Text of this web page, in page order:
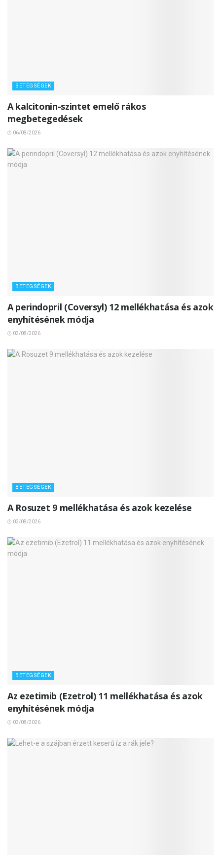
BETEGSÉGEK
A kalcitonin-szintet emelő rákos
megbetegedések
06/08/2026
BETEGSÉGEK
A perindopril (Coversyl) 12 mellékhatása és azok
enyhítésének módja
03/08/2026
BETEGSÉGEK
A Rosuzet 9 mellékhatása és azok kezelése
03/08/2026
BETEGSÉGEK
Az ezetimib (Ezetrol) 11 mellékhatása és azok
enyhítésének módja
03/08/2026